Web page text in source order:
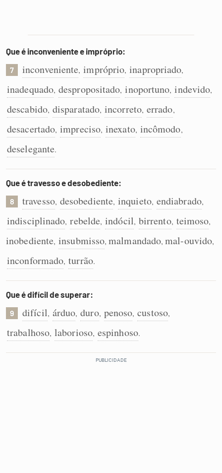
Que é inconveniente e impróprio:
7 inconveniente, impróprio, inapropriado,
inadequado, despropositado, inoportuno, indevido,
descabido, disparatado, incorreto, errado,
desacertado, impreciso, inexato, incômodo,
deselegante.
Que é travesso e desobediente:
8 travesso, desobediente, inquieto, endiabrado,
indisciplinado, rebelde, indócil, birrento, teimoso,
inobediente, insubmisso,malmandado,mal-ouvido,
inconformado, turrão.
Que é difícil de superar:
9 difícil, árduo, duro, penoso, custoso,
trabalhoso, laborioso, espinhoso.